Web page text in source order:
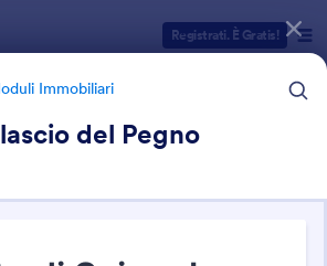
Registrati. È Gratis!
Immobiliari
del Pegno